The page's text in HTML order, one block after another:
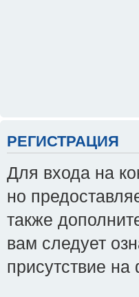
РЕГИСТРАЦИЯ
Для входа на
но
также
вам следует
присутствие